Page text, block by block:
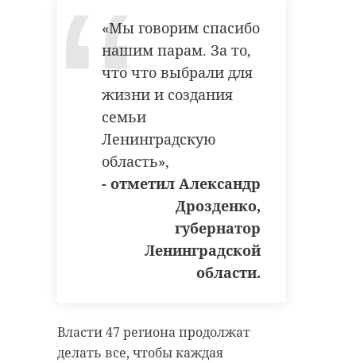
«Мы говорим спасибо
нашим парам. За то,
что что выбрали для
жизни и создания
семьи
Ленинградскую
область»,
- отметил Александр
Дрозденко,
губернатор
Ленинградской
области.
Власти 47 региона продолжат
делать все, чтобы каждая
https://max.ru/drozdenko_au_lo/AZ88S0IdfMM
приемная кампания
александр дрозденко
https://max.ru/stroyblokLO/AZ88tDAHAu8
староладожский монастырь
евгений барановский